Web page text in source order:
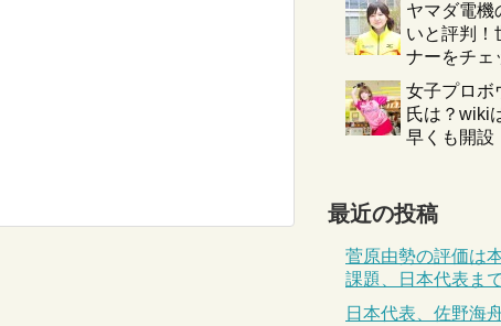
ヤマダ電機
いと評判！
ナーをチェ
女子プロボ
氏は？wiki
早くも開設
最近の投稿
菅原由勢の評価は
課題、日本代表ま
日本代表、佐野海